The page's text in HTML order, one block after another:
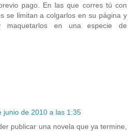
pago. En las que corres tú con
se limitan a colgarlos en su página y
maquetarlos en una especie de
junio de 2010 a las 1:35
publicar una novela que ya termine,